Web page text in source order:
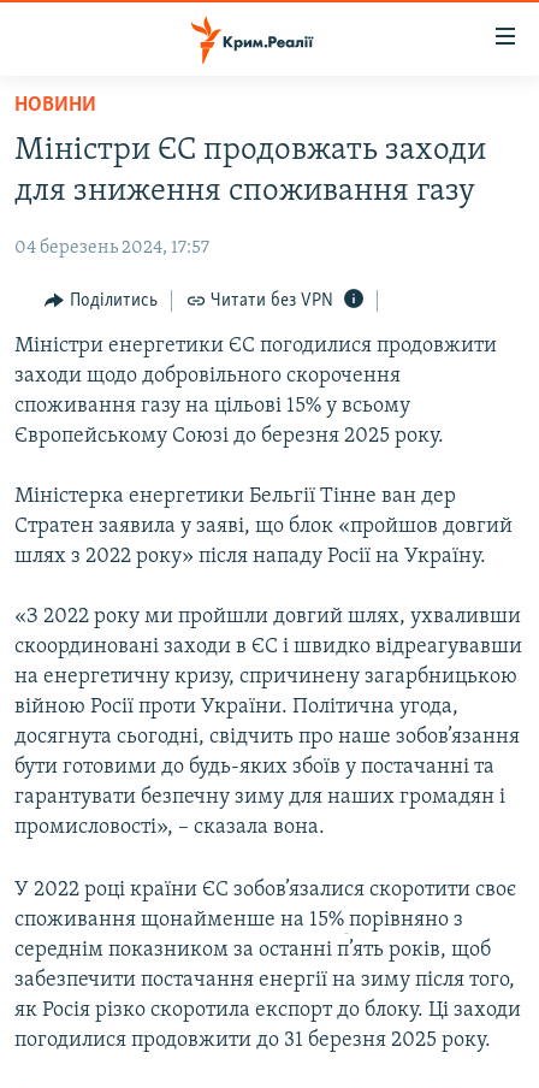
Перейти
основного
матеріалу
до
навігації
Перейти
до
пошуку
ВОДА.КРИМ
ПОЛІТИКА
БЛОГИ
ПОГЛЯД
ІНТЕРВ'Ю
ВСЕ ЗА ДЕНЬ
ДЕПОРТАЦІЯ
ВІДЕОУРОКИ «ELIFBE»
СВІДЧЕННЯ ОКУПАЦІЇ
УКРАЇНСЬКА ПРОБЛЕМА КРИМУ
ІНФОГРАФІКА
ЯК ОБІЙТИ БЛОКУВАННЯ
Qırımtatar
ДОЛУЧАЙСЯ!
Усі сайти RFE/RL
НОВИНИ
Міністри ЄС продовжать заходи
для зниження споживання газу
04 березень 2024, 17:57
Поділитись Читати без VPN
Міністри енергетики ЄС погодилися продовжити
заходи щодо добровільного скорочення
споживання газу на цільові 15% у всьому
Європейському Союзі до березня 2025 року.
Міністерка енергетики Бельгії Тінне ван дер
Стратен заявила у заяві, що блок «пройшов довгий
шлях з 2022 року» після нападу Росії на Україну.
«З 2022 року ми пройшли довгий шлях, ухваливши
скоординовані заходи в ЄС і швидко відреагувавши
на енергетичну кризу, спричинену загарбницькою
війною Росії проти України. Політична угода,
досягнута сьогодні, свідчить про наше зобов’язання
бути готовими до будь-яких збоїв у постачанні та
гарантувати безпечну зиму для наших громадян і
промисловості», – сказала вона.
У 2022 році країни ЄС зобов’язалися скоротити своє
споживання щонайменше на 15% порівняно з
середнім показником за останні п’ять років, щоб
забезпечити постачання енергії на зиму після того,
як Росія різко скоротила експорт до блоку. Ці заходи
погодилися продовжити до 31 березня 2025 року.